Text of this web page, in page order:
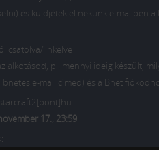
és küldjétek el nekünk e-mailben a
csatolva/linkelve
alkotásod, pl. mennyi ideig készült,
bnetes e-mail címed) és a Bnet
17., 23:59